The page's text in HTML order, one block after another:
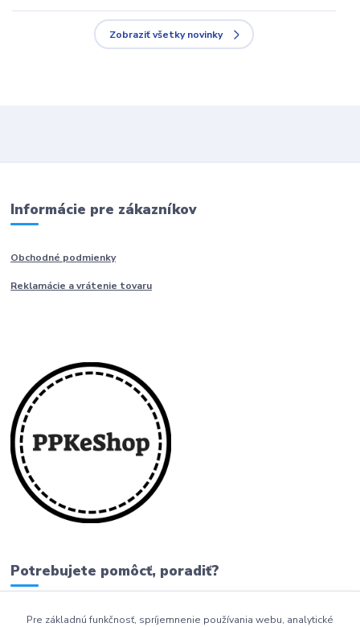
Zobraziť všetky novinky
Informácie pre zákazníkov
Obchodné podmienky
Reklamácie a vrátenie tovaru
Potrebujete pomôcť, poradiť?
0911 279 230
Pre základnú funkčnosť, spríjemnenie používania webu, analytické